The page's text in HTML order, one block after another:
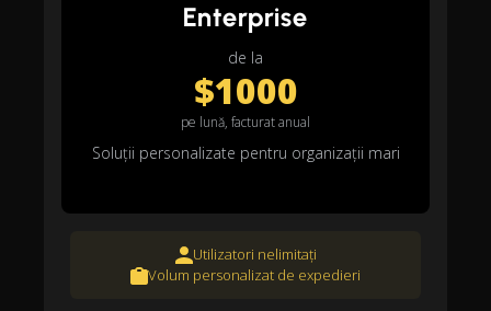
Enterprise
de la
$1000
pe lună, facturat anual
Soluții personalizate pentru organizații mari
Utilizatori nelimitați
Volum personalizat de expedieri